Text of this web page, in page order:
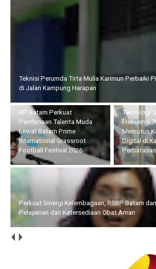
BP Batam Perkuat Pembinaan Talenta Muda
Prime International Grassroot Football Festival
Pemprov Kepri dan
KomDigi Pacu Penetrasi
Broadband Lewat
Teknologi Satelit dan
Frekuensi 700MHz, Upaya
Memutus Kesenjangan
Digital di Kawasan
Perbatasan
Perkuat
dan BPOM
Pelayanan
Lapas Batam Terima Kunker Deputi Imigrasi
Pemasyarakatan Kemenko Kumham Imipas,
dan KUHP Baru